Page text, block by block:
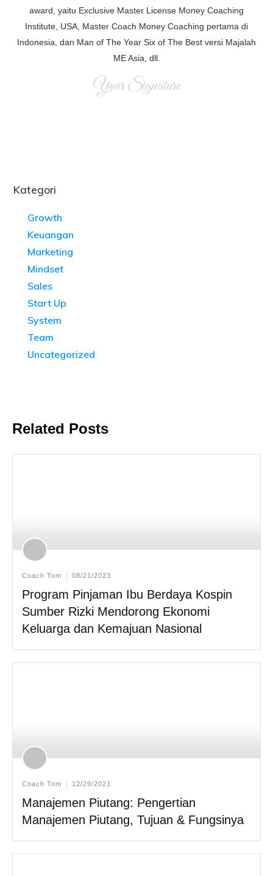
award, yaitu Exclusive Master License Money Coaching
Institute, USA, Master Coach Money Coaching pertama di
Indonesia, dan Man of The Year Six of The Best versi Majalah
ME Asia, dll.
Your Signature
Kategori
Growth
Keuangan
Marketing
Mindset
Sales
Start Up
System
Team
Uncategorized
Related Posts
Coach Tom 08/21/2023
Program Pinjaman Ibu Berdaya Kospin
Sumber Rizki Mendorong Ekonomi
Keluarga dan Kemajuan Nasional
Coach Tom 12/29/2021
Manajemen Piutang: Pengertian
Manajemen Piutang, Tujuan & Fungsinya